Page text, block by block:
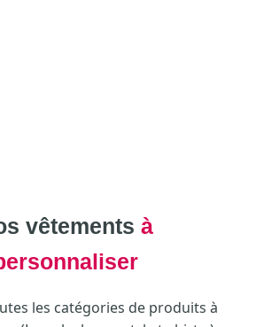
vêtements à
les catégories de produits à